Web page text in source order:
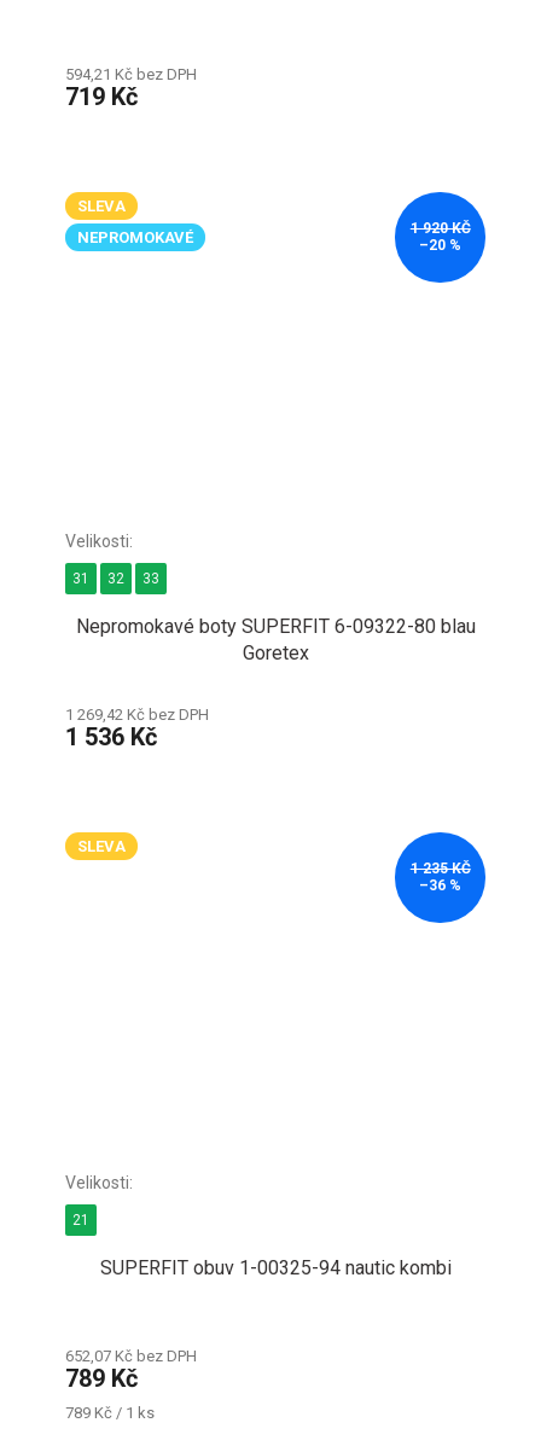
594,21 Kč bez DPH
719 Kč
SLEVA
NEPROMOKAVÉ
1 920 KČ
–20 %
Nepromokavé boty SUPERFIT 6-09322-80 blau
Goretex
1 269,42 Kč bez DPH
1 536 Kč
31 32 33
SLEVA
1 235 KČ
–36 %
SUPERFIT obuv 1-00325-94 nautic kombi
652,07 Kč bez DPH
789 Kč
Měrná
789 Kč / 1 ks
21